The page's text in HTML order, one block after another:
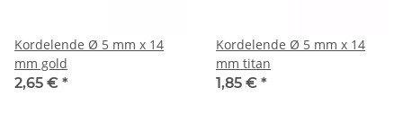
Kordelende Ø 5 mm x 14
mm gold
2,65 € *
Kordelende Ø 5 mm x 14
mm titan
1,85 € *